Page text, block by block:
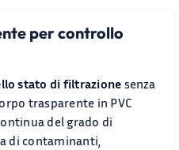
per controllo
stato di filtrazione senza
trasparente in PVC
del grado di
di contaminanti,